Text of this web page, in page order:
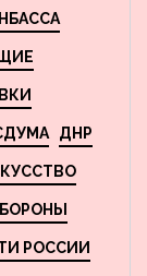
ДНР
РОССИИ